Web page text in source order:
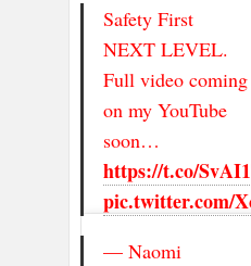
Safety First
NEXT LEVEL.
Full video coming
on my YouTube
soon…
https://t.co/
pic.twitter.com/
— Naomi